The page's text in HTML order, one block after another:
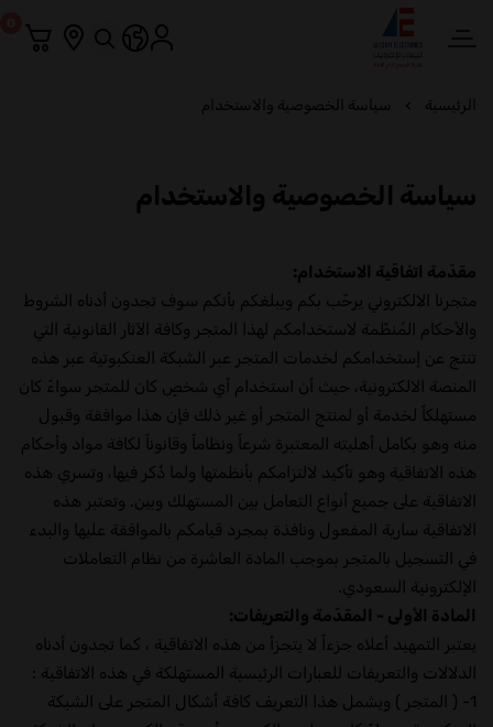
الرئيسية سياسة الخصوصية والاستخدام
سياسة الخصوصية والاستخدام
مقدّمة اتفاقية الاستخدام:
متجرنا الالكتروني يرحّب بكم ويبلغكم بأنكم سوف تجدون أدناه الشروط
والأحكام المُنظّمة لاستخدامكم لهذا المتجر وكافة الآثار القانونية التي
تنتج عن إستخدامكم لخدمات المتجر عبر الشبكة العنكبوتية عبر هذه
المنصة الالكترونية، حيث أن استخدام أي شخصٍ كان للمتجر سواءً كان
مستهلكاً لخدمة أو لمنتج المتجر أو غير ذلك فإن هذا موافقة وقبول
منه وهو بكامل أهليته المعتبرة شرعاً ونظاماً وقانوناً لكافة مواد وأحكام
هذه الاتفاقية وهو تأكيد لالتزامكم بأنظمتها ولما ذُكر فيها، وتسري هذه
الاتفاقية على جميع أنواع التعامل بين المستهلك وبين. وتعتبر هذه
الاتفاقية سارية المفعول ونافذة بمجرد قيامكم بالموافقة عليها والبدء
في التسجيل بالمتجر بموجب المادة العاشرة من نظام التعاملات
الإلكترونية السعودي.
المادة الأولى - المقدّمة والتعريفات:
يعتبر التمهيد أعلاه جزءاً لا يتجزأ من هذه الاتفاقية ، كما تجدون أدناه
الدلالات والتعريفات للعبارات الرئيسية المستهلكة في هذه الاتفاقية :
1- ( المتجر ) ويشمل هذا التعريف كافة أشكال المتجر على الشبكة